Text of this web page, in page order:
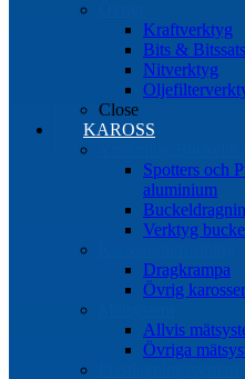
Kraftverktyg
Bits &
Nitverktyg
Close
KAROSS
Spotters och
aluminium
Verktyg
Dragkrampa
Övrig
Allvis
Övriga